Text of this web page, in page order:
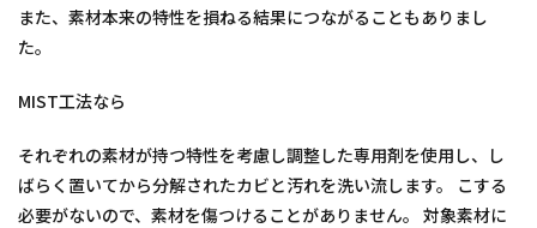
また、素材本来の特性を損ねる結果につながることもありまし
た。
MIST工法なら
それぞれの素材が持つ特性を考慮し調整した専用剤を使用し、し
ばらく置いてから分解されたカビと汚れを洗い流します。 こする
必要がないので、素材を傷つけることがありません。 対象素材に